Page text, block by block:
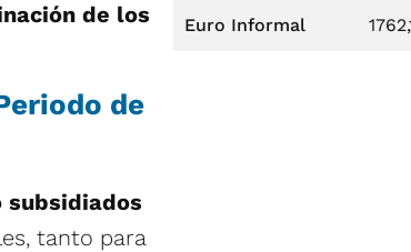
de los
de
subsidiados
tanto para
Euro Informal